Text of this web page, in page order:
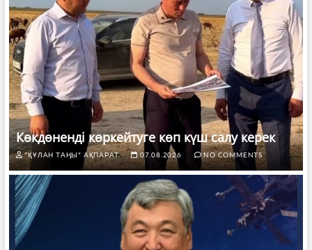
Көкдөненді көркейтуге көп күш салу керек
"ҚҰЛАН ТАҢЫ" АҚПАРАТ. 07.08.2026 NO COMMENTS